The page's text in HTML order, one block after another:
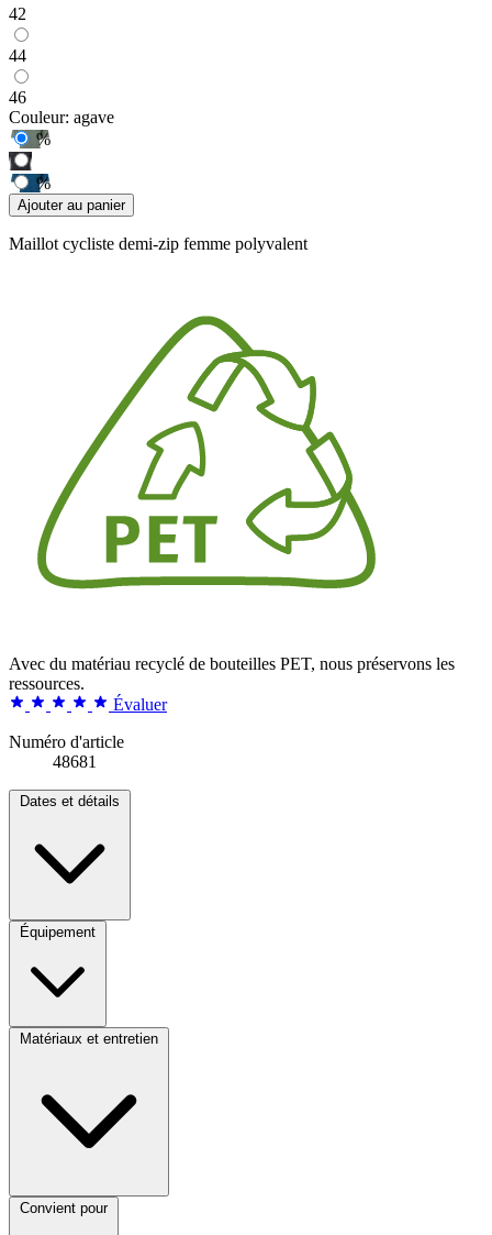
42
44
46
Couleur: agave
%
%
Ajouter au panier
Maillot cycliste demi-zip femme polyvalent
Avec du matériau recyclé de bouteilles PET, nous préservons les
ressources.
Évaluer
Numéro d'article
48681
Dates et détails
Équipement
Matériaux et entretien
Convient pour